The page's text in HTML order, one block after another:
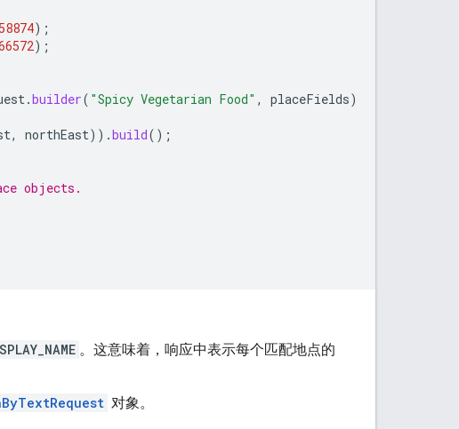
);
);
.builder( "Spicy Vegetarian Food" , placeFields)
, northEast)).build();
objects.
。这意味着，响应中表示每个匹配地点的
对象。